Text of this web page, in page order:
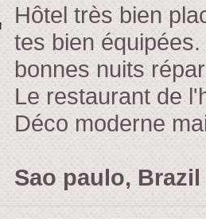
Hôtel très bien
tes bien
bonnes nuits
Le restaurant de
Déco moderne
Sao paulo, Brazil